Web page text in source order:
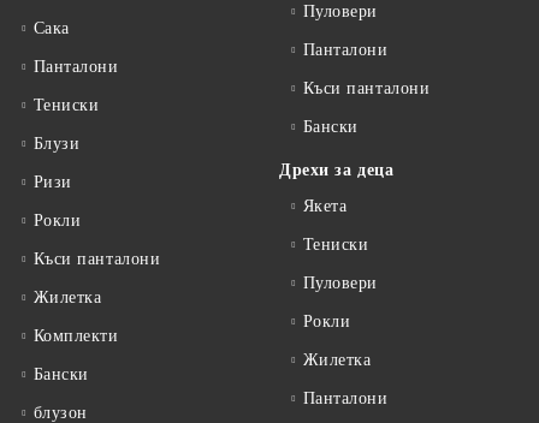
Сакa
Панталони
Тениски
Блузи
Ризи
Рокли
Къси панталони
Жилетка
Комплекти
Бански
блузон
Пуловери
Панталони
Къси панталони
Бански
Дрехи за деца
Якета
Тениски
Пуловери
Рокли
Жилетка
Панталони